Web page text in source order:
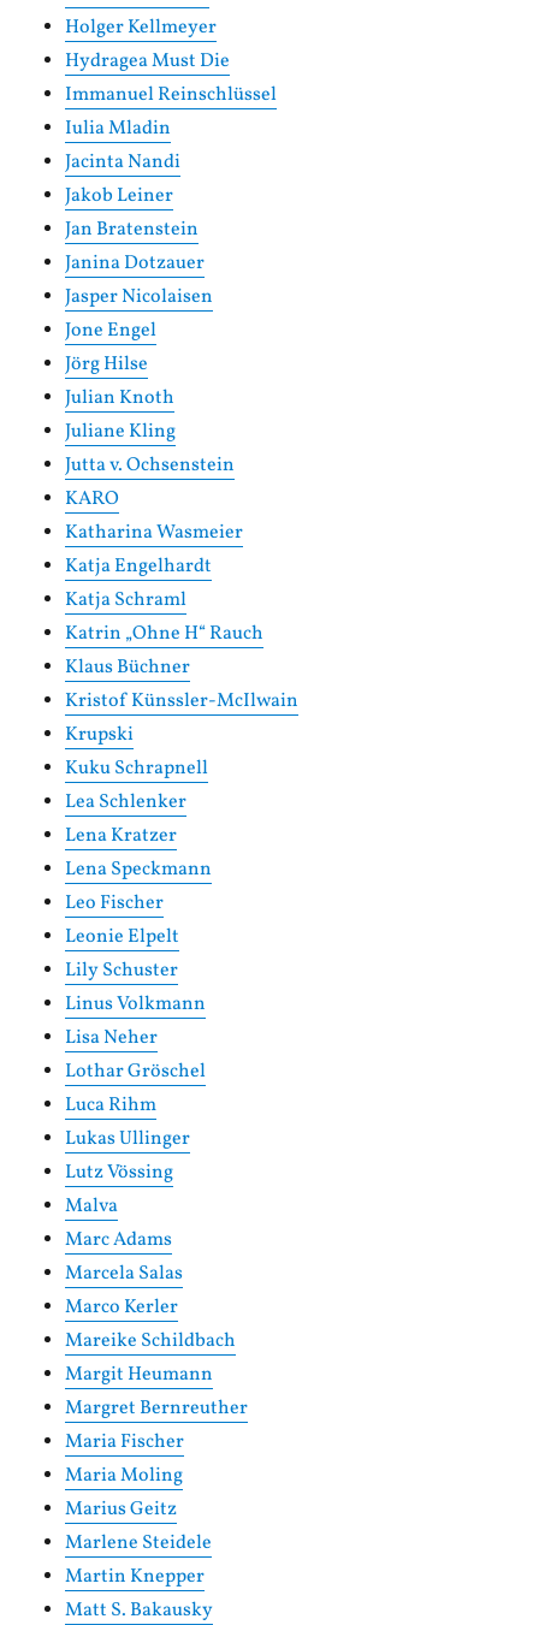
Holger Kellmeyer
Hydragea Must Die
Immanuel Reinschlüssel
Iulia Mladin
Jacinta Nandi
Jakob Leiner
Jan Bratenstein
Janina Dotzauer
Jasper Nicolaisen
Jone Engel
Jörg Hilse
Julian Knoth
Juliane Kling
Jutta v. Ochsenstein
KARO
Katharina Wasmeier
Katja Engelhardt
Katja Schraml
Katrin „Ohne H“ Rauch
Klaus Büchner
Kristof Künssler-McIlwain
Krupski
Kuku Schrapnell
Lea Schlenker
Lena Kratzer
Lena Speckmann
Leo Fischer
Leonie Elpelt
Lily Schuster
Linus Volkmann
Lisa Neher
Lothar Gröschel
Luca Rihm
Lukas Ullinger
Lutz Vössing
Malva
Marc Adams
Marcela Salas
Marco Kerler
Mareike Schildbach
Margit Heumann
Margret Bernreuther
Maria Fischer
Maria Moling
Marius Geitz
Marlene Steidele
Martin Knepper
Matt S. Bakausky